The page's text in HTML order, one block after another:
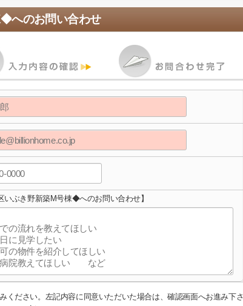
◆へのお問い合わせ
いぶき野新築M号棟◆へのお問い合わせ】
ください。左記内容に同意いただいた場合は、確認画面へお進み下さ